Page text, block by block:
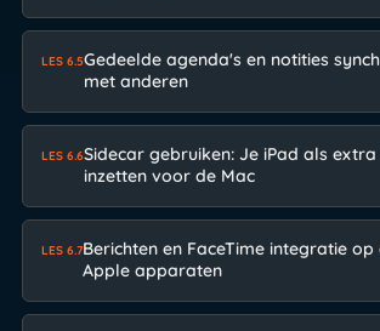
LES 6.5Gedeelde agenda's en notities
met anderen
LES 6.6Sidecar gebruiken: Je iPad als extra
inzetten voor de Mac
LES 6.7Berichten en FaceTime integratie op
Apple apparaten